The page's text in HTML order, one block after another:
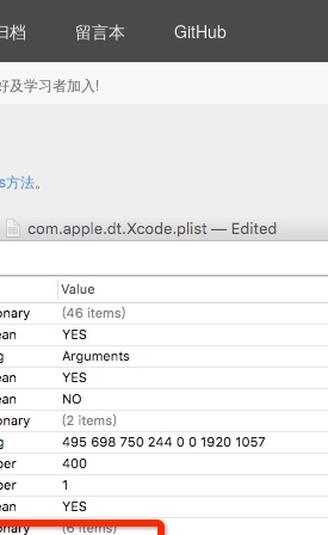
档 留言本 GitHub
及学习者加入!
方法。